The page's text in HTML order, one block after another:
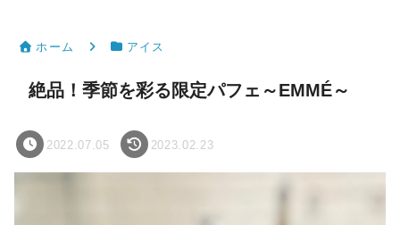
ホーム アイス
絶品！季節を彩る限定パフェ～EMMÉ～
2022.07.05 2023.02.23